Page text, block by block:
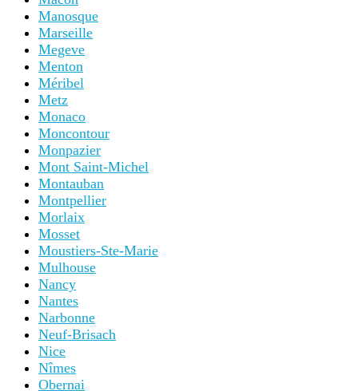
Manosque
Marseille
Megeve
Menton
Méribel
Metz
Monaco
Moncontour
Monpazier
Mont Saint-Michel
Montauban
Montpellier
Morlaix
Mosset
Moustiers-Ste-Marie
Mulhouse
Nancy
Nantes
Narbonne
Neuf-Brisach
Nice
Nîmes
Obernai